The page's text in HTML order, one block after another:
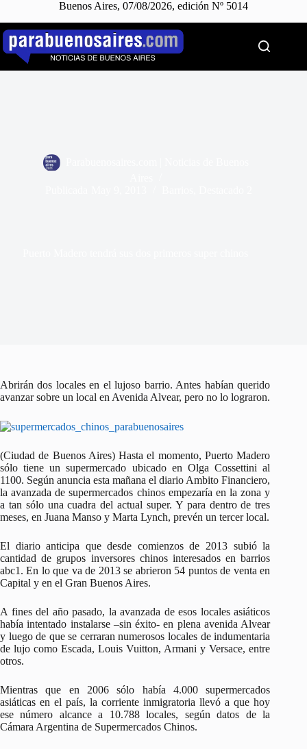
Buenos Aires, 07/08/2026, edición Nº 5014
Saltar
contenido
Abrirán dos locales en el lujoso barrio. Antes habían querido
avanzar sobre un local en Avenida Alvear, pero no lo lograron.
(Ciudad de Buenos Aires) Hasta el momento, Puerto Madero
sólo tiene un supermercado ubicado en Olga Cossettini al
1100. Según anuncia esta mañana el diario Ambito Financiero,
la avanzada de supermercados chinos empezaría en la zona y
a tan sólo una cuadra del actual super. Y para dentro de tres
meses, en Juana Manso y Marta Lynch, prevén un tercer local.
El diario anticipa que desde comienzos de 2013 subió la
cantidad de grupos inversores chinos interesados en barrios
abc1. En lo que va de 2013 se abrieron 54 puntos de venta en
Capital y en el Gran Buenos Aires.
A fines del año pasado, la avanzada de esos locales asiáticos
había intentado instalarse –sin éxito- en plena avenida Alvear
y luego de que se cerraran numerosos locales de indumentaria
de lujo como Escada, Louis Vuitton, Armani y Versace, entre
otros.
Mientras que en 2006 sólo había 4.000 supermercados
asiáticas en el país, la corriente inmigratoria llevó a que hoy
ese número alcance a 10.788 locales, según datos de la
Cámara Argentina de Supermercados Chinos.